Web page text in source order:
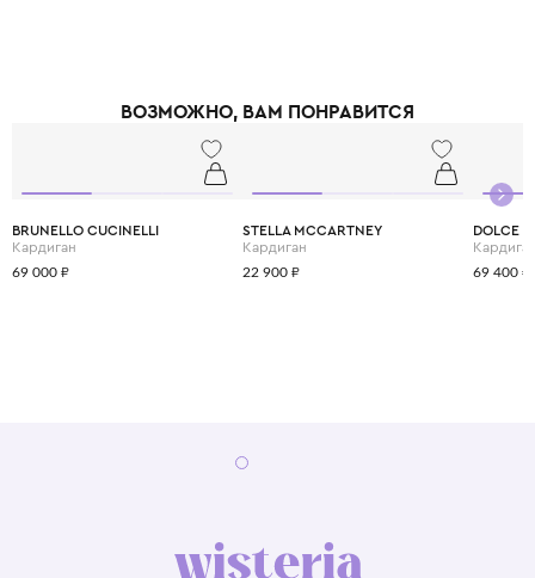
ВОЗМОЖНО, ВАМ ПОНРАВИТСЯ
BRUNELLO CUCINELLI
Кардиган
69 000 ₽
STELLA MCCARTNEY
Кардиган
22 900 ₽
DOLCE
69 400 ₽